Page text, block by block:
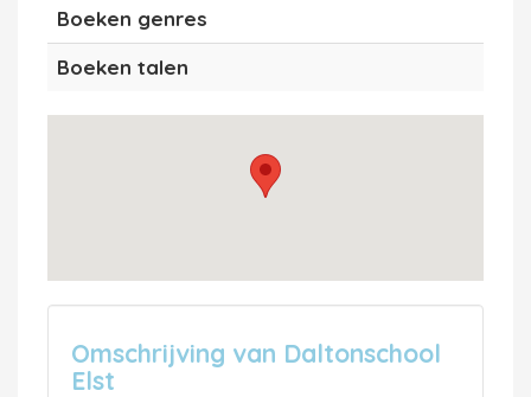
Boeken genres
Boeken talen
Omschrijving van Daltonschool
Elst